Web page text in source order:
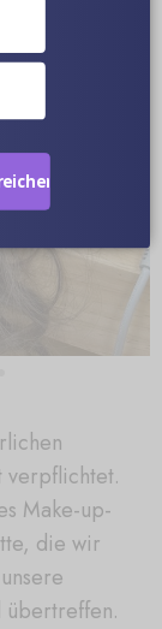
verpflichtet.
Make-up-
die wir
übertreffen.